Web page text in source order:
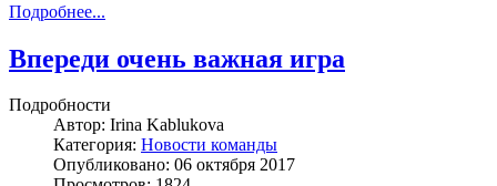
Подробнее...
Впереди очень важная игра
Подробности
Автор: Irina Kablukova
Категория: Новости команды
Опубликовано: 06 октября 2017